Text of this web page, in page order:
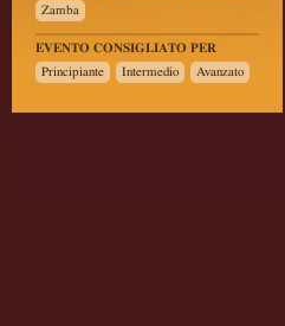
Zamba
EVENTO CONSIGLIATO PER
Principiante
Intermedio Avanzato